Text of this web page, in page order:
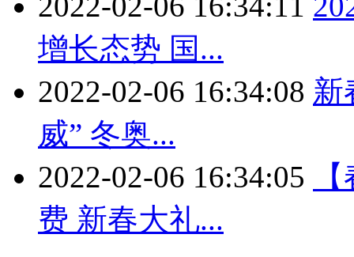
增长态势 国...
2022-02-06 16:34:08 新
威” 冬奥...
2022-02-06 16:34:05
费 新春大礼...